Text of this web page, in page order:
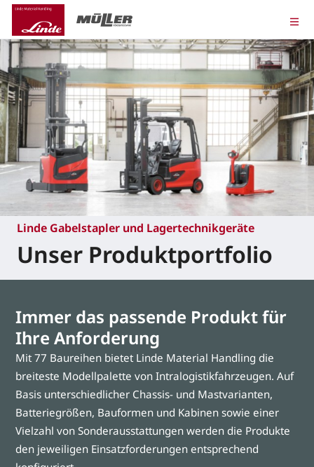
Linde Gabelstapler und Lagertechnikgeräte
Unser Produktportfolio
Immer das passende Produkt für
Ihre Anforderung
Mit 77 Baureihen bietet Linde Material Handling die
breiteste Modellpalette von Intralogistikfahrzeugen. Auf
Basis unterschiedlicher Chassis- und Mastvarianten,
Batteriegrößen, Bauformen und Kabinen sowie einer
Vielzahl von Sonderausstattungen werden die Produkte
den jeweiligen Einsatzforderungen entsprechend